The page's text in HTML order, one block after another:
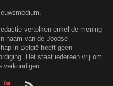
vertolken enkel de mening
naam van de Joodse
in België heeft geen
Het staat iedereen vrij om
verkondigen.